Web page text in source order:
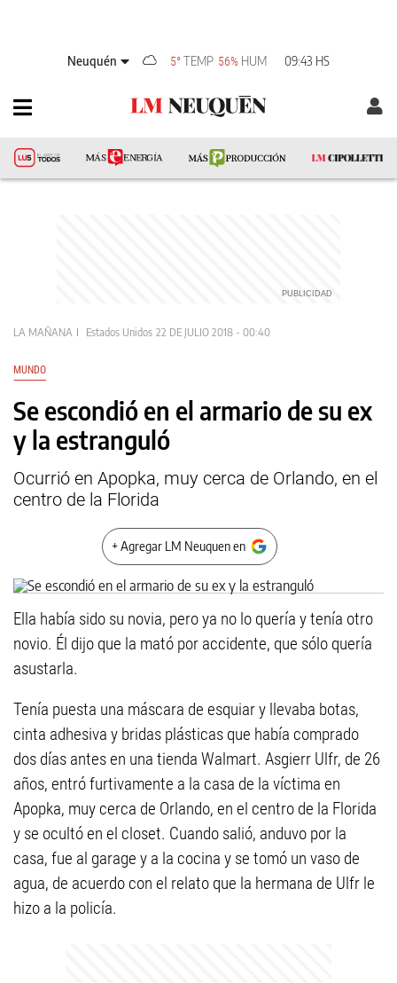
Neuquén 5°TEMP 56% HUM 09:43 HS
LA MAÑANA Estados Unidos 22 DE JULIO 2018 - 00:40
MUNDO
Se escondió en el armario de su ex
y la estranguló
Ocurrió en Apopka, muy cerca de Orlando, en el
centro de la Florida
+ Agregar LM Neuquen en
Ella había sido su novia, pero ya no lo quería y tenía otro
novio. Él dijo que la mató por accidente, que sólo quería
asustarla.
Tenía puesta una máscara de esquiar y llevaba botas,
cinta adhesiva y bridas plásticas que había comprado
dos días antes en una tienda Walmart. Asgierr Ulfr, de 26
años, entró furtivamente a la casa de la víctima en
Apopka, muy cerca de Orlando, en el centro de la Florida
y se ocultó en el closet. Cuando salió, anduvo por la
casa, fue al garage y a la cocina y se tomó un vaso de
agua, de acuerdo con el relato que la hermana de Ulfr le
hizo a la policía.